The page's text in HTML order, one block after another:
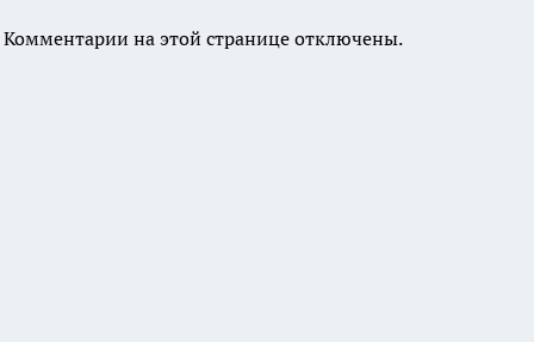
Комментарии на этой странице отключены.